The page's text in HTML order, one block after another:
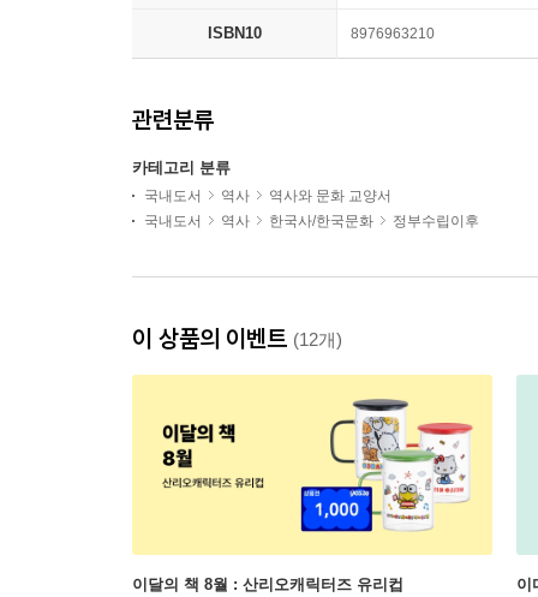
ISBN10 8976963210
관련분류
카테고리 분류
국내도서 역사
역사와 문화 교양서
국내도서
역사 한국사/한국문화 정부수립이후
이 상품의 이벤트 (12개)
이달의 책 8월 : 산리오캐릭터즈 유리컵
이